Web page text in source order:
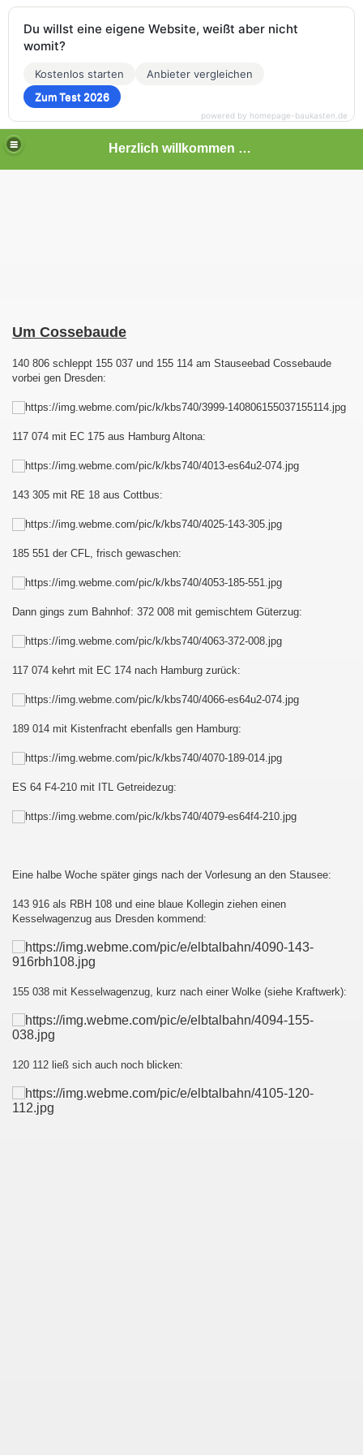
Herzlich willkommen auf meiner Bahnseite
Um Cossebaude
140 806 schleppt 155 037 und 155 114 am Stauseebad Cossebaude
vorbei gen Dresden:
117 074 mit EC 175 aus Hamburg Altona:
143 305 mit RE 18 aus Cottbus:
185 551 der CFL, frisch gewaschen:
Dann gings zum Bahnhof: 372 008 mit gemischtem Güterzug:
117 074 kehrt mit EC 174 nach Hamburg zurück:
189 014 mit Kistenfracht ebenfalls gen Hamburg:
ES 64 F4-210 mit ITL Getreidezug:
Eine halbe Woche später gings nach der Vorlesung an den Stausee:
143 916 als RBH 108 und eine blaue Kollegin ziehen einen
Kesselwagenzug aus Dresden kommend:
155 038 mit Kesselwagenzug, kurz nach einer Wolke (siehe Kraftwerk):
120 112 ließ sich auch noch blicken:
:-D
Du willst eine eigene Website, weißt aber nicht
womit?
Kostenlos starten
Anbieter vergleichen
Zum Test 2026
powered by homepage-baukasten.de